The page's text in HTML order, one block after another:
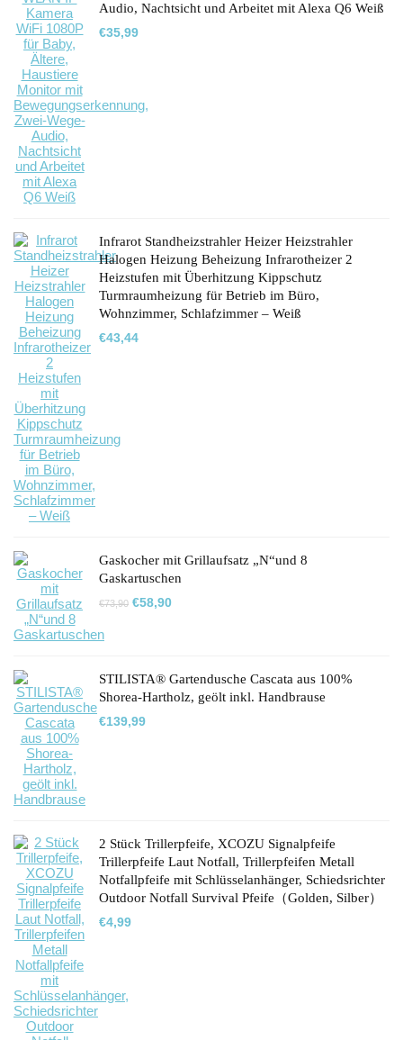
Audio, Nachtsicht und Arbeitet mit Alexa Q6 Weiß
€35,99
Infrarot Standheizstrahler Heizer Heizstrahler
Halogen Heizung Beheizung Infrarotheizer 2
Heizstufen mit Überhitzung Kippschutz
Turmraumheizung für Betrieb im Büro,
Wohnzimmer, Schlafzimmer – Weiß
€43,44
Gaskocher mit Grillaufsatz „N“und 8
Gaskartuschen
€73,90 Ursprünglicher
€58,90Aktueller
STILISTA® Gartendusche Cascata aus 100%
Shorea-Hartholz, geölt inkl. Handbrause
€139,99
2 Stück Trillerpfeife, XCOZU Signalpfeife
Trillerpfeife Laut Notfall, Trillerpfeifen Metall
Notfallpfeife mit Schlüsselanhänger, Schiedsrichter
Outdoor Notfall Survival Pfeife（Golden, Silber）
€4,99